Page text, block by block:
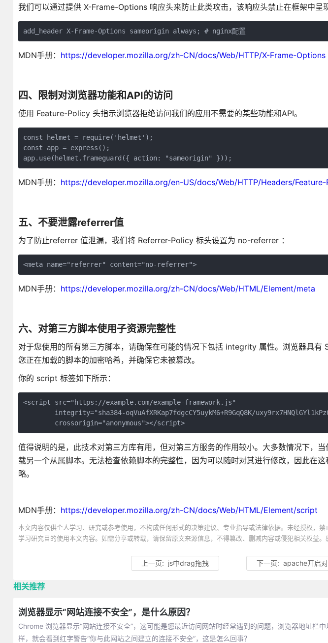
我们可以通过提供 X-Frame-Options 响应头来防止此类攻击，该响应头禁止在框架中呈现
add_header X-Frame-Options sameorigin always; # nginx配置
MDN手册： https://developer.mozilla.org/zh-CN/docs/Web/HTTP/X-Frame-Options
四、限制对浏览器功能和API的访问
使用 Feature-Policy 头指示浏览器拒绝访问我们的应用不需要的某些功能和API。
const helmet = require('helmet');
const app = express();
app.use(helmet.frameguard({ action: "sameorigin" }));
MDN手册： https://developer.mozilla.org/en-US/docs/Web/HTTP/Headers/Feature-
五、不要泄露referrer值
为了防止referrer 值泄漏，我们将 Referrer-Policy 标头设置为 no-referrer ：
<meta name="referrer" content="no-referrer">
MDN手册： https://developer.mozilla.org/zh-CN/docs/Web/HTML/Element/meta
六、对第三方脚本使用子资源完整性
对于您使用的所有第三方脚本，请确保在可能的情况下包括 integrity 属性。浏览器具
您正在加载的脚本的加密哈希，并确保它未被篡改。
你的 script 标签如下所示：
<script src="https://example.com/example-framework.js"
integrity="sha384-oqVuAfXRKap7fdgcCY5uykM6+R9GqQ8K/
        crossorigin="anonymous"></script>
值得说明的是，此技术对第三方库有用，但对第三方服务的作用较小。大多数情况下，
载另一个从属脚本。无法检查依赖脚本的完整性，因为可以随时对其进行修改，因此在
略。
MDN手册： https://developer.mozilla.org/zh-CN/docs/Web/HTML/Element/script
本文内容仅供个人学习、研究或参考使用，不构成任何形式的决策建议、专业指导或法律依据。未经授权，
学习研究目的使用本文内容。如需分享或转载，请保留原文来源信息，不得篡改、删减内容或侵犯相关权益。
上一页: js中drag拖拽 下一页: apache开启
相关推荐
浏览器显示“网站连接不安全”，是什么原因？
Chrome 浏览器显示“网站连接不安全”，这可能是您最近访问网站时经常遇到的问题，浏览器地址栏
样，就会看到红字警告“你与此网站之间建立的连接不安全”，这是怎么回事？